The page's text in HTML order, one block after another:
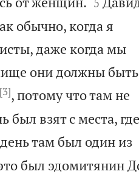
обычно, когда я
даже когда мы
они должны быть
[3], потому что там не
был взят с места,
там был один из
был эдомитянин